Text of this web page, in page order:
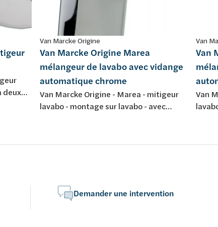
deux
Van Marcke Origine
Van Marcke Origine Marea
mélangeur de lavabo avec vidange
automatique chrome
Van Marcke Origine - Marea - mitigeur
lavabo - montage sur lavabo - avec
Van
Van
Van
-
Demander une intervention